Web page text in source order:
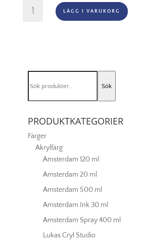
Antique
Gold
LÄGG I VARUKORG
efter:
Sök
PRODUKTKATEGORIER
Färger
Akrylfärg
Amsterdam 120 ml
Amsterdam 20 ml
Amsterdam 500 ml
Amsterdam Ink 30 ml
Amsterdam Spray 400 ml
Lukas Cryl Studio